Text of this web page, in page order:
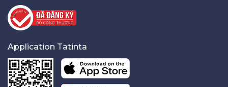
Application Tatinta